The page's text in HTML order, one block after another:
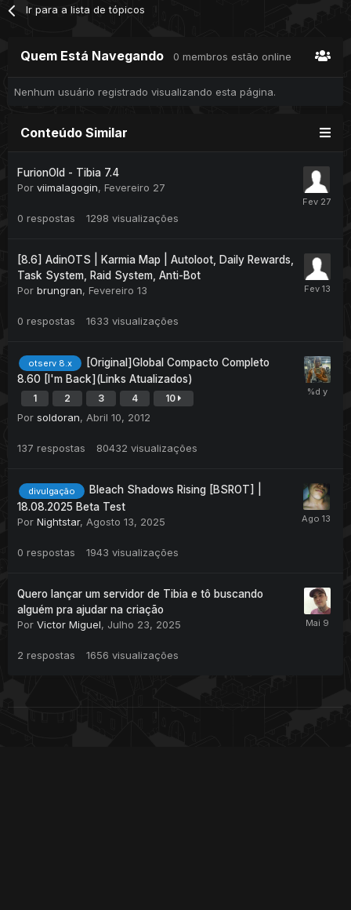
Ir para a lista de tópicos
Quem Está Navegando 0 membros estão online
Nenhum usuário registrado visualizando esta página.
Conteúdo Similar
FurionOld - Tibia 7.4
Por viimalagogin, Fevereiro 27
0 respostas 1298 visualizações
[8.6] AdinOTS | Karmia Map | Autoloot, Daily Rewards,
Task System, Raid System, Anti-Bot
Por brungran, Fevereiro 13
0 respostas 1633 visualizações
otserv 8.x
[Original]Global Compacto Completo
8.60 [I'm Back](Links Atualizados)
1 2 3 4 10
Por soldoran, Abril 10, 2012
137 respostas 80432 visualizações
divulgação
Bleach Shadows Rising [BSROT] |
18.08.2025 Beta Test
Por Nightstar, Agosto 13, 2025
0 respostas 1943 visualizações
Quero lançar um servidor de Tibia e tô buscando
alguém pra ajudar na criação
Por Victor Miguel, Julho 23, 2025
2 respostas 1656 visualizações